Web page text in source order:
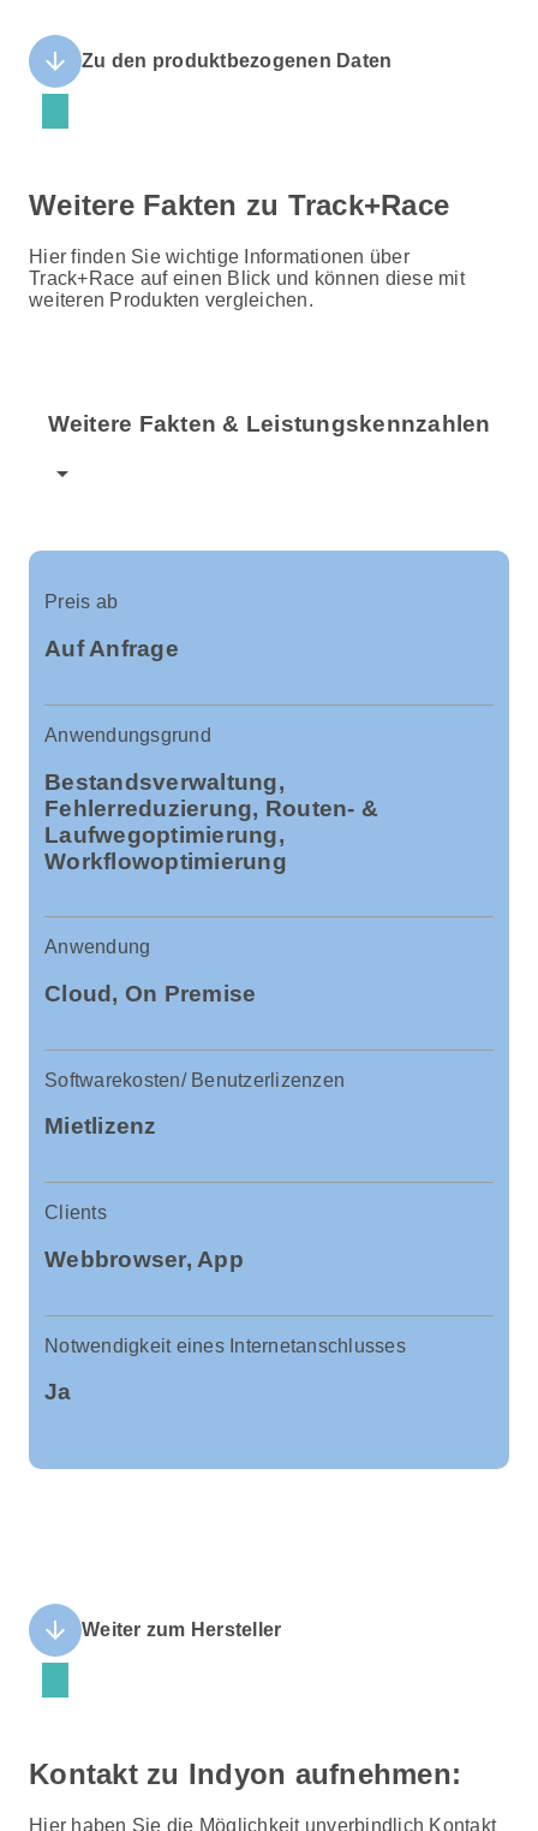
arrow_downward Zu den produktbezogenen Daten
Weitere Fakten zu Track+Race
Hier finden Sie wichtige Informationen über
Track+Race auf einen Blick und können diese mit
weiteren Produkten vergleichen.
Weitere Fakten & Leistungskennzahlen
arrow_drop_down
Preis ab
Auf Anfrage
Anwendungsgrund
Bestandsverwaltung,
Fehlerreduzierung, Routen- &
Laufwegoptimierung,
Workflowoptimierung
Anwendung
Cloud, On Premise
Softwarekosten/ Benutzerlizenzen
Mietlizenz
Clients
Webbrowser, App
Notwendigkeit eines Internetanschlusses
Ja
arrow_downward Weiter zum Hersteller
Kontakt zu Indyon aufnehmen:
Hier haben Sie die Möglichkeit unverbindlich Kontakt